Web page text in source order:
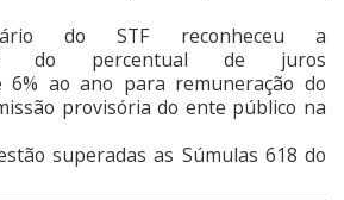
do STF reconheceu a
do percentual de juros
6% ao ano para remuneração do
provisória do ente público na
superadas as Súmulas 618 do